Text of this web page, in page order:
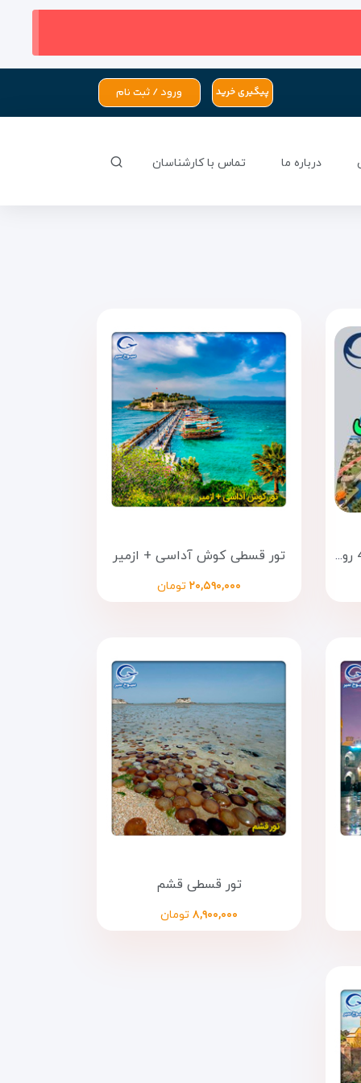
پیگیری خرید ورود / ثبت نام
درباره ما تماس با کارشناسان
تور قسطی باتومی ( 3 شب و 4 روز ) تور قسطی کوش آداسی + ازمیر
۲۰,۵۹۰,۰۰۰ تومان
تور قسطی قشم
۸,۹۰۰,۰۰۰ تومان